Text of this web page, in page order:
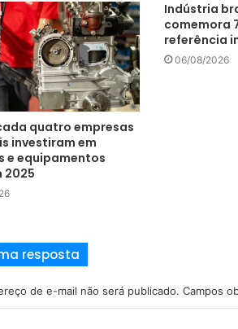
quatro empresas
investiram em
e equipamentos
2025
Indústria
comemora
referência
06/08/2026
resposta
de e-mail não será publicado. Campos